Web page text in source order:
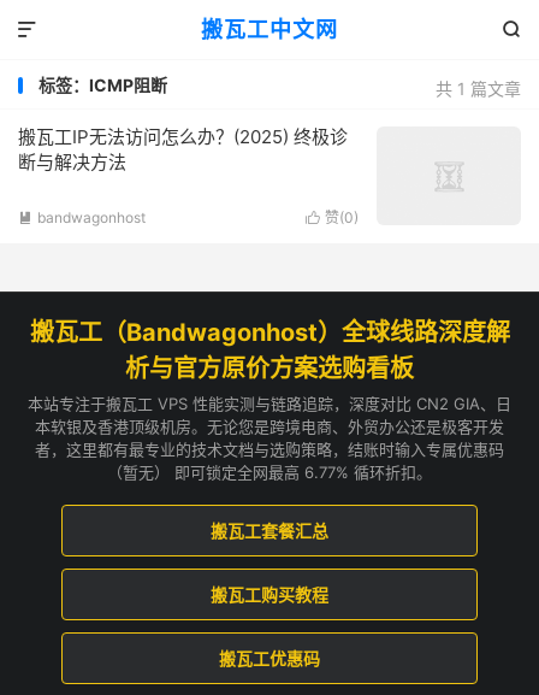
搬瓦工中文网 

共 1 篇文章
标签：ICMP阻断
搬瓦工IP无法访问怎么办？(2025) 终极诊
断与解决方法
 赞(0)
 bandwagonhost
搬瓦工（Bandwagonhost）全球线路深度解
析与官方原价方案选购看板
本站专注于搬瓦工 VPS 性能实测与链路追踪，深度对比 CN2 GIA、日
本软银及香港顶级机房。无论您是跨境电商、外贸办公还是极客开发
者，这里都有最专业的技术文档与选购策略，结账时输入专属优惠码
（暂无） 即可锁定全网最高 6.77% 循环折扣。
搬瓦工套餐汇总
搬瓦工购买教程
搬瓦工优惠码